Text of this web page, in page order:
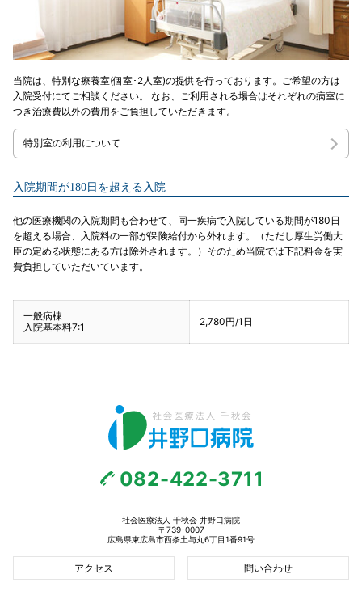
当院は、特別な療養室(個室･2人室)の提供を行っております。ご希望の方は
入院受付にてご相談ください。 なお、ご利用される場合はそれぞれの病室に
つき治療費以外の費用をご負担していただきます。
特別室の利用について
入院期間が180日を超える入院
他の医療機関の入院期間も合わせて、同一疾病で入院している期間が180日
を超える場合、入院料の一部が保険給付から外れます。（ただし厚生労働大
臣の定める状態にある方は除外されます。）そのため当院では下記料金を実
費負担していただいています。
一般病棟
入院基本料7:1
2,780円/1日
082-422-3711
社会医療法人 千秋会 井野口病院
〒739-0007
広島県東広島市西条土与丸6丁目1番91号
アクセス 問い合わせ